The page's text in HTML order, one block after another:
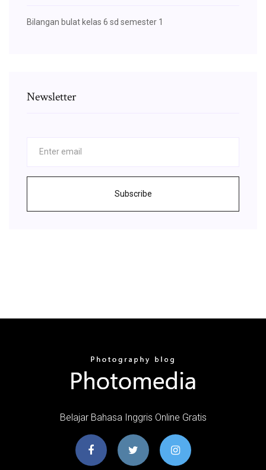
Bilangan bulat kelas 6 sd semester 1
Newsletter
Subscribe
Belajar Bahasa Inggris Online Gratis